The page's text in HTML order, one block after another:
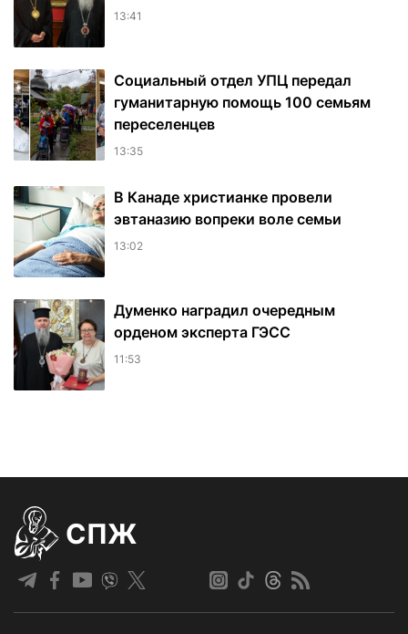
13:41
Социальный отдел УПЦ передал
гуманитарную помощь 100 семьям
переселенцев
13:35
В Канаде христианке провели
эвтаназию вопреки воле семьи
13:02
Думенко наградил очередным
орденом эксперта ГЭСС
11:53
СПЖ